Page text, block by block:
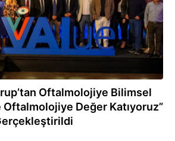
Oftalmolojiye Bilimsel
Oftalmolojiye Değer Katıyoruz”